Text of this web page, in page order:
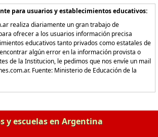
para usuarios y establecimientos educativos:
realiza diariamente un gran trabajo de
ofrecer a los usuarios información precisa
educativos tanto privados como estatales de
algún error en la información provista o
de la Institucion, le pedimos que nos envíe un mail
Fuente: Ministerio de Educación de la
y escuelas en Argentina